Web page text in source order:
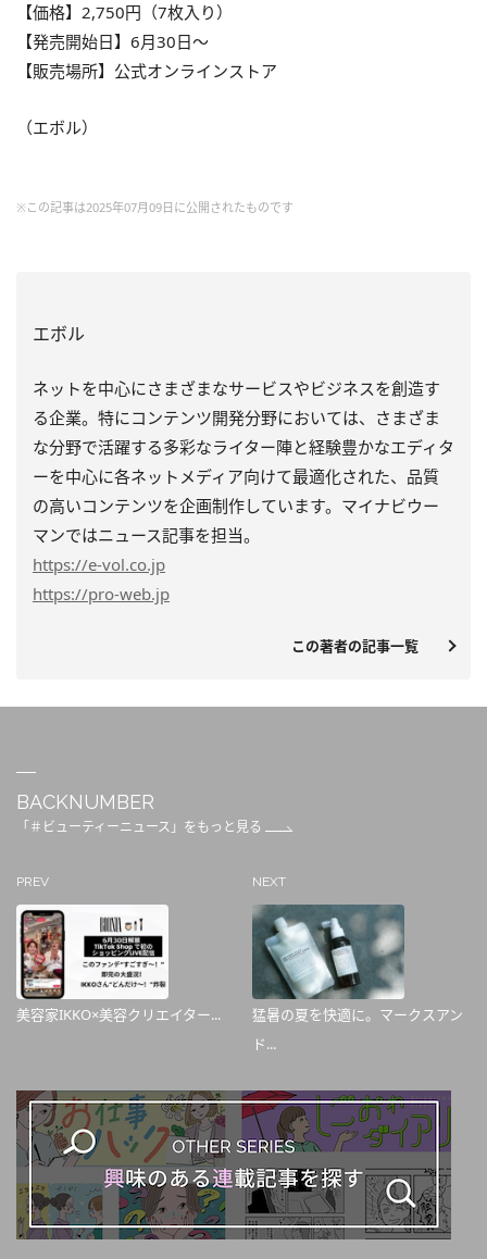
【価格】2,750円（7枚入り）
【発売開始日】6月30日〜
【販売場所】公式オンラインストア
（エボル）
※この記事は2025年07月09日に公開されたものです
エボル
ネットを中心にさまざまなサービスやビジネスを創造す
る企業。特にコンテンツ開発分野においては、さまざま
な分野で活躍する多彩なライター陣と経験豊かなエディタ
ーを中心に各ネットメディア向けて最適化された、品質
の高いコンテンツを企画制作しています。マイナビウー
マンではニュース記事を担当。
https://e-vol.co.jp
https://pro-web.jp
この著者の記事一覧
BACKNUMBER
「＃ビューティーニュース」をもっと見る
PREV
美容家IKKO×美容クリエイター...
NEXT
猛暑の夏を快適に。マークスアン
ド...